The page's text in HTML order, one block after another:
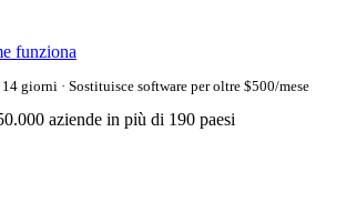
funziona
giorni · Sostituisce software per oltre $500/mese
aziende in più di 190 paesi